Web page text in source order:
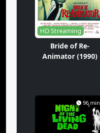
HD Streaming
Bride of Re-
Animator (1990)
96 min